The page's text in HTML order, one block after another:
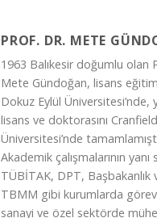
PROF. DR. METE
1963 Balıkesir doğumlu olan
Mete Gündoğan, lisans
Dokuz Eylül Üniversitesi’nde,
lisans ve doktorasını Cranfield
Üniversitesi’nde
Akademik çalışmalarının yanı
TÜBİTAK, DPT, Başbakanlık
TBMM gibi kurumlarda görev
sanayi ve özel sektörde